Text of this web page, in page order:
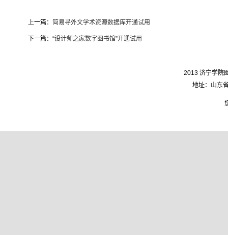
上一篇： 简易寻外文学术资源数据库开通试用
下一篇： “设计师之家数字图书馆”开通试用
2013 济宁学院
地址：山东